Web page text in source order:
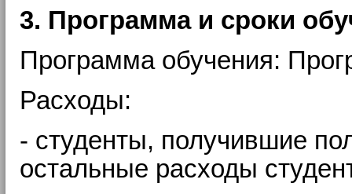
3. Программа и сроки
Программа обучения:
Расходы:
- студенты, получившие
остальные расходы